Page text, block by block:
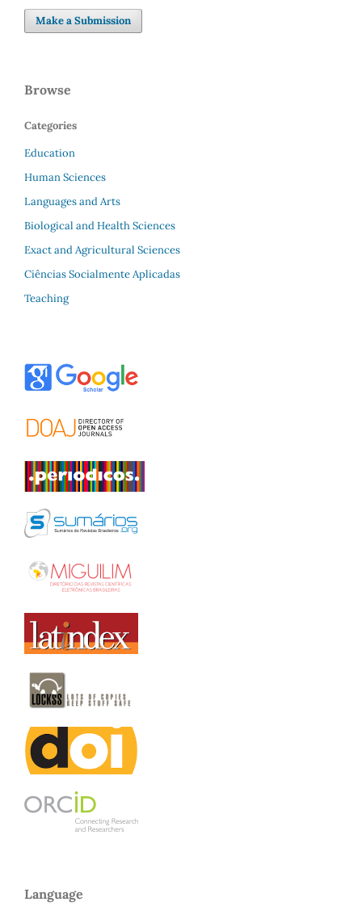
Make a Submission
Browse
Categories
Education
Human Sciences
Languages and Arts
Biological and Health Sciences
Exact and Agricultural Sciences
Ciências Socialmente Aplicadas
Teaching
Language